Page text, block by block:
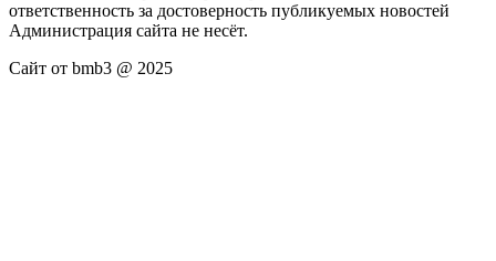
ответственность за достоверность публикуемых новостей
Администрация сайта не несёт.
Сайт от bmb3 @ 2025